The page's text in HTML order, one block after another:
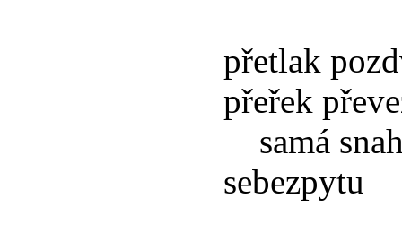
přetlak
přeřek
samá
sebezpytu